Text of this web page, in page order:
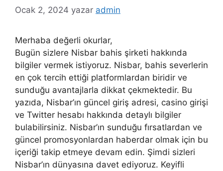
Ocak 2, 2024 yazar admin
Merhaba değerli okurlar,
Bugün sizlere Nisbar bahis şirketi hakkında
bilgiler vermek istiyoruz. Nisbar, bahis severlerin
en çok tercih ettiği platformlardan biridir ve
sunduğu avantajlarla dikkat çekmektedir. Bu
yazıda, Nisbar’ın güncel giriş adresi, casino girişi
ve Twitter hesabı hakkında detaylı bilgiler
bulabilirsiniz. Nisbar’ın sunduğu fırsatlardan ve
güncel promosyonlardan haberdar olmak için bu
içeriği takip etmeye devam edin. Şimdi sizleri
Nisbar’ın dünyasına davet ediyoruz. Keyifli